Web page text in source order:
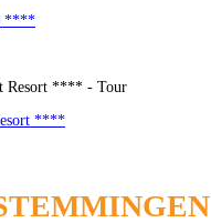
****
****